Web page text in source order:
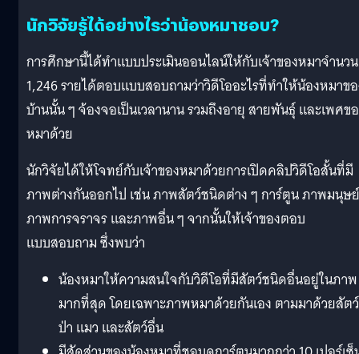
นักวิจัยรู้ได้อย่างไรว่าน้องหมาชอบ?
การศึกษานี้ได้ทำแบบประเมินออนไลน์ให้กับเจ้าของหมาจำนวน
1,246 รายได้ตอบแบบสอบถามว่าวิดีโออะไรที่ทำให้น้องหมาข
บ้านนั้น ๆ จ้องจอเป็นเวลานาน รวมถึงอายุ สายพันธุ์ และเพศข
หมาด้วย
นักวิจัยได้ให้โจทย์กับเจ้าของหมาด้วยการเปิดคลิปวิดีโอสั้นที่มี
ภาพต่างกันออกไป เช่น ภาพสัตว์ชนิดต่าง ๆ การ์ตูน ภาพมนุษย์
ภาพการจราจร และภาพอื่น ๆ จากนั้นให้เจ้าของตอบ
แบบสอบถาม ซึ่งพบว่า
น้องหมาให้ความสนใจกับวิดีโอที่มีสัตว์ชนิดอื่นอยู่ในภาพ
มากที่สุด โดยเฉพาะภาพหมาด้วยกันเอง ตามมาด้วยสัตว์
ป่า แมว และสัตว์อื่น